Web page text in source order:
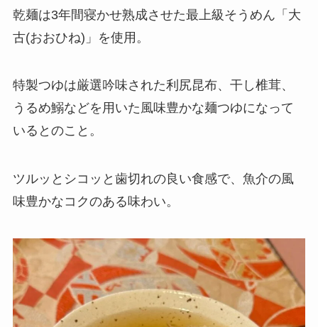
乾麺は3年間寝かせ熟成させた最上級そうめん「大
古(おおひね)」を使用。
特製つゆは厳選吟味された利尻昆布、干し椎茸、
うるめ鰯などを用いた風味豊かな麺つゆになって
いるとのこと。
ツルッとシコッと歯切れの良い食感で、魚介の風
味豊かなコクのある味わい。